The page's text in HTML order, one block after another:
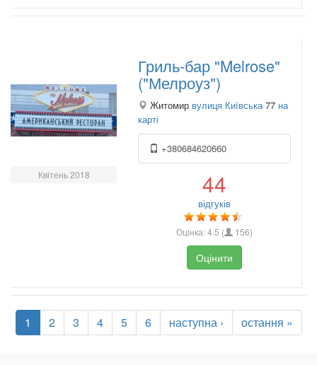
Квітень 2018
Гриль-бар "Melrose"
("Мелроуз")
Житомир вулиця Київська 77 на
карті
+380684620660
44
відгуків
Оцінка:4.5 ( 156)
Оцінити
1 2 3 4 5 6 наступна › остання »